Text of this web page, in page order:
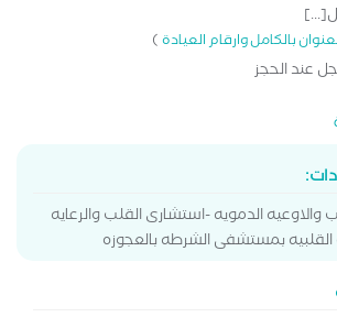
بالكامل وارقام العيادة)
عند الحجز
والاوعيه الدمويه -استشارى القلب والرعايه
بمستشفى الشرطه بالعجوزه